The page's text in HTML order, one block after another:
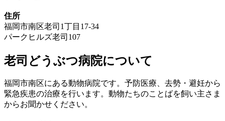
住所
福岡市南区老司1丁目17-34
パークヒルズ老司107
老司どうぶつ病院について
福岡市南区にある動物病院です。予防医療、去勢・避妊から
緊急疾患の治療を行います。動物たちのことばを飼い主さま
からお聞かせください。